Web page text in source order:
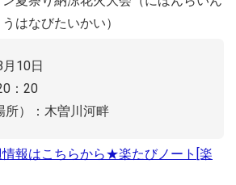
はなびたいかい）
10日
：20
所）：木曽川河畔
情報はこちらから★楽たびノート[楽